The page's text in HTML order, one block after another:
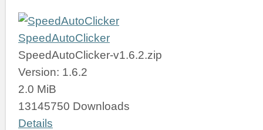
SpeedAutoClicker
SpeedAutoClicker-v1.6.2.zip
Version: 1.6.2
2.0 MiB
13145750 Downloads
Details